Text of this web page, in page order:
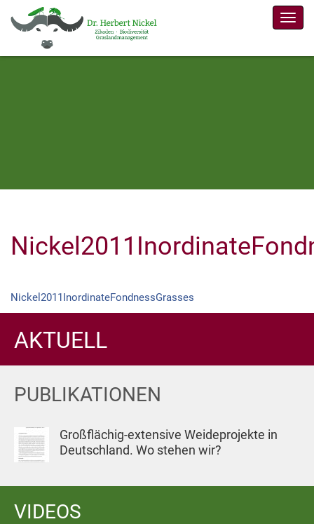
Nickel2011InordinateFondnessGrasses
AKTUELL
PUBLIKATIONEN
Großflächig-extensive Weideprojekte in
Deutschland. Wo stehen wir?
VIDEOS